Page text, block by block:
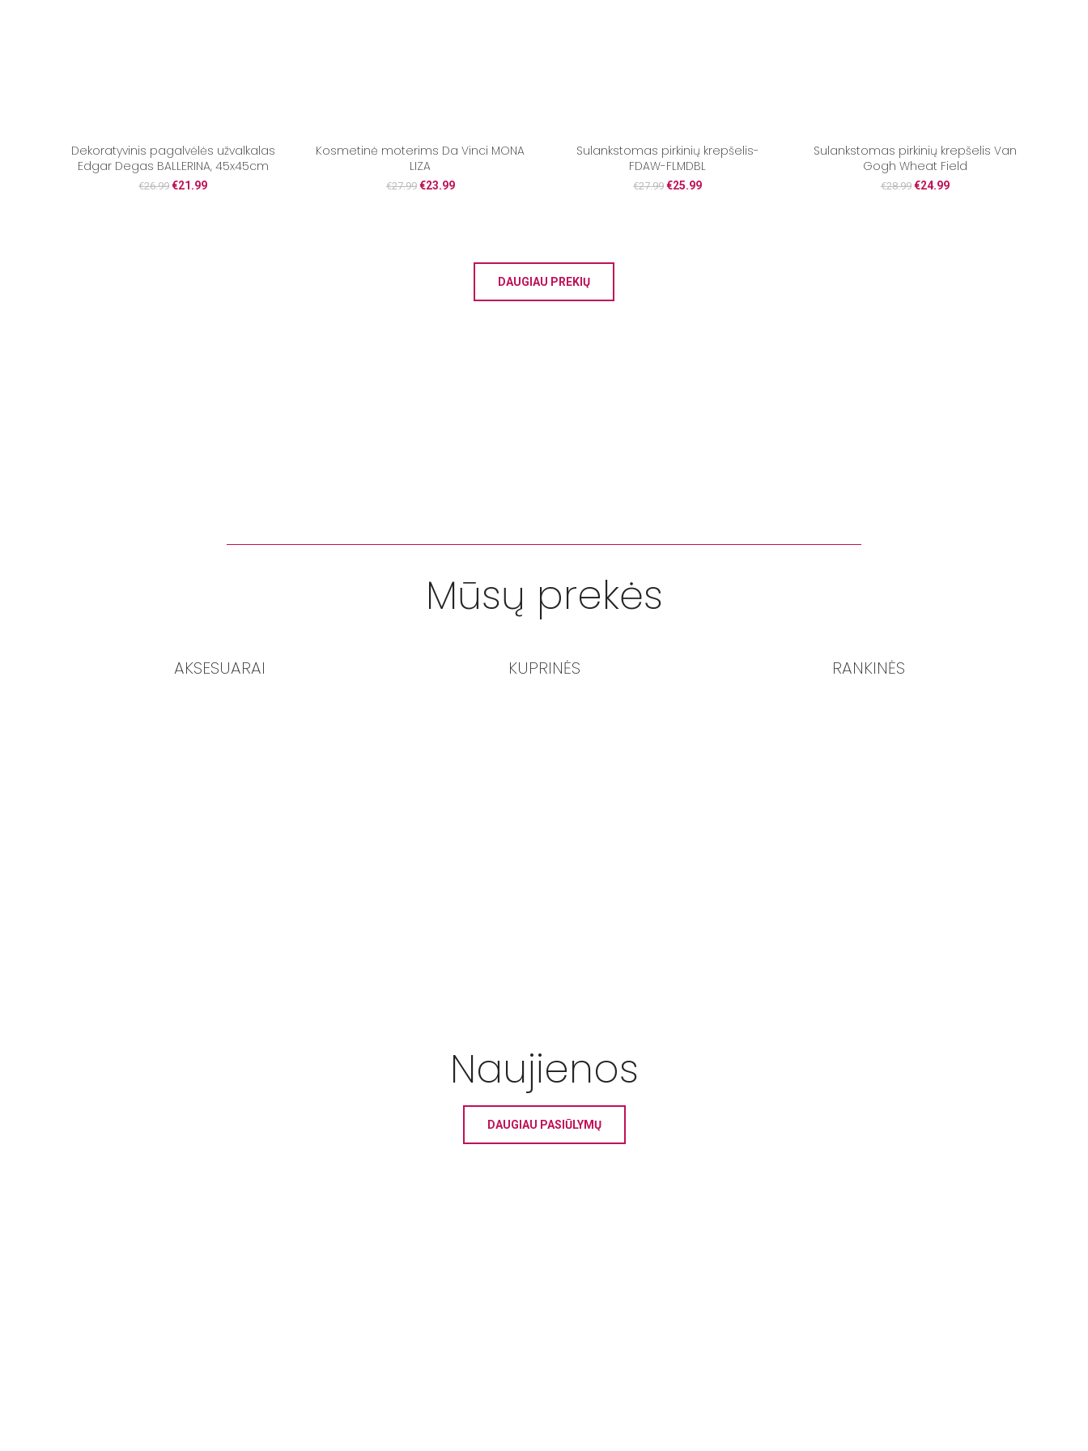
Dekoratyvinis pagalvėlės užvalkalas
Edgar Degas BALLERINA, 45x45cm
€26.99 €21.99
Kosmetinė moterims Da Vinci MONA
LIZA
€27.99 €23.99
Sulankstomas pirkinių krepšelis-
FDAW-FLMDBL
€27.99 €25.99
Sulankstomas pirkinių krepšelis Van
Gogh Wheat Field
€28.99 €24.99
DAUGIAU PREKIŲ
Mūsų prekės
AKSESUARAI KUPRINĖS RANKINĖS
Naujienos
DAUGIAU PASIŪLYMŲ